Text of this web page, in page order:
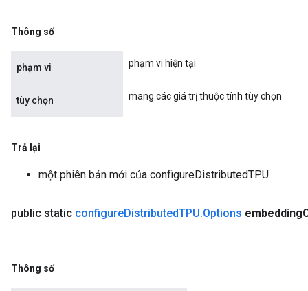
Thông số
phạm vi phạm vi hiện tại
tùy chọn mang các giá trị thuộc tính tùy chọn
Trả lại
một phiên bản mới của configureDistributedTPU
public static configureDistributedTPU.Options embedding
Thông số